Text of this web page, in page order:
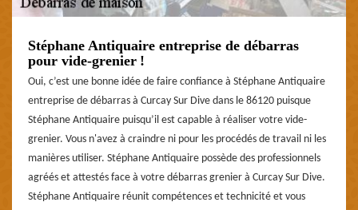
Stéphane Antiquaire entreprise de débarras
pour vide-grenier !
Oui, c’est une bonne idée de faire confiance à Stéphane Antiquaire
entreprise de débarras à Curcay Sur Dive dans le 86120 puisque
Stéphane Antiquaire puisqu’il est capable à réaliser votre vide-
grenier. Vous n'avez à craindre ni pour les procédés de travail ni les
manières utiliser. Stéphane Antiquaire possède des professionnels
agréés et attestés face à votre débarras grenier à Curcay Sur Dive.
Stéphane Antiquaire réunit compétences et technicité et vous